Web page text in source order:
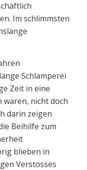
Im schlimmsten
Schlamperei
Zeit in eine
waren, nicht doch
darin zeigen
Beihilfe zum
blieben in
Verstosses